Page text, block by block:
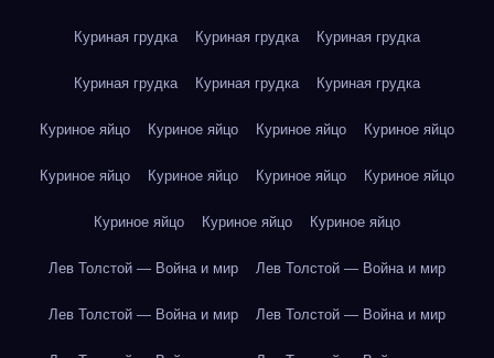
Куриная грудка Куриная грудка Куриная грудка
Куриная грудка Куриная грудка Куриная грудка
Куриное яйцо Куриное яйцо Куриное яйцо Куриное яйцо
Куриное яйцо Куриное яйцо Куриное яйцо Куриное яйцо
Куриное яйцо Куриное яйцо Куриное яйцо
Лев Толстой — Война и мир Лев Толстой — Война и мир
Лев Толстой — Война и мир Лев Толстой — Война и мир